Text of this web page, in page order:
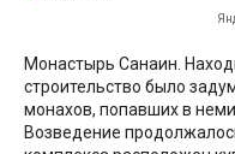
Монастырь Санаин.
строительство было
монахов, попавших в
Возведение